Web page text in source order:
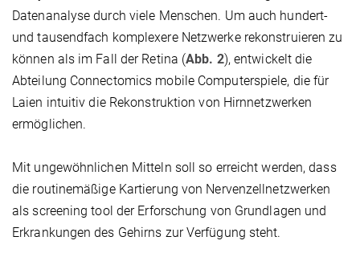
Datenanalyse durch viele Menschen. Um auch hundert-
und tausendfach komplexere Netzwerke rekonstruieren zu
können als im Fall der Retina (Abb. 2), entwickelt die
Abteilung Connectomics mobile Computerspiele, die für
Laien intuitiv die Rekonstruktion von Hirnnetzwerken
ermöglichen.
Mit ungewöhnlichen Mitteln soll so erreicht werden, dass
die routinemäßige Kartierung von Nervenzellnetzwerken
als screening tool der Erforschung von Grundlagen und
Erkrankungen des Gehirns zur Verfügung steht.